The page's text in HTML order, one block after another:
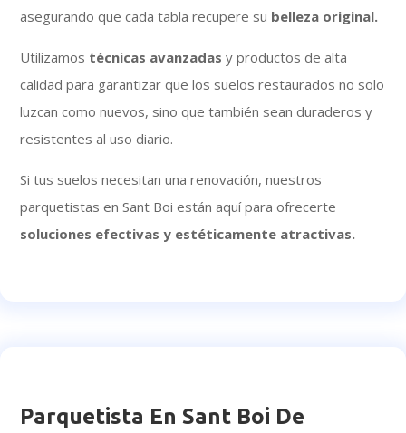
asegurando que cada tabla recupere su belleza original.
Utilizamos técnicas avanzadas y productos de alta
calidad para garantizar que los suelos restaurados no solo
luzcan como nuevos, sino que también sean duraderos y
resistentes al uso diario.
Si tus suelos necesitan una renovación, nuestros
parquetistas en Sant Boi están aquí para ofrecerte
soluciones efectivas y estéticamente atractivas.
Parquetista En Sant Boi De